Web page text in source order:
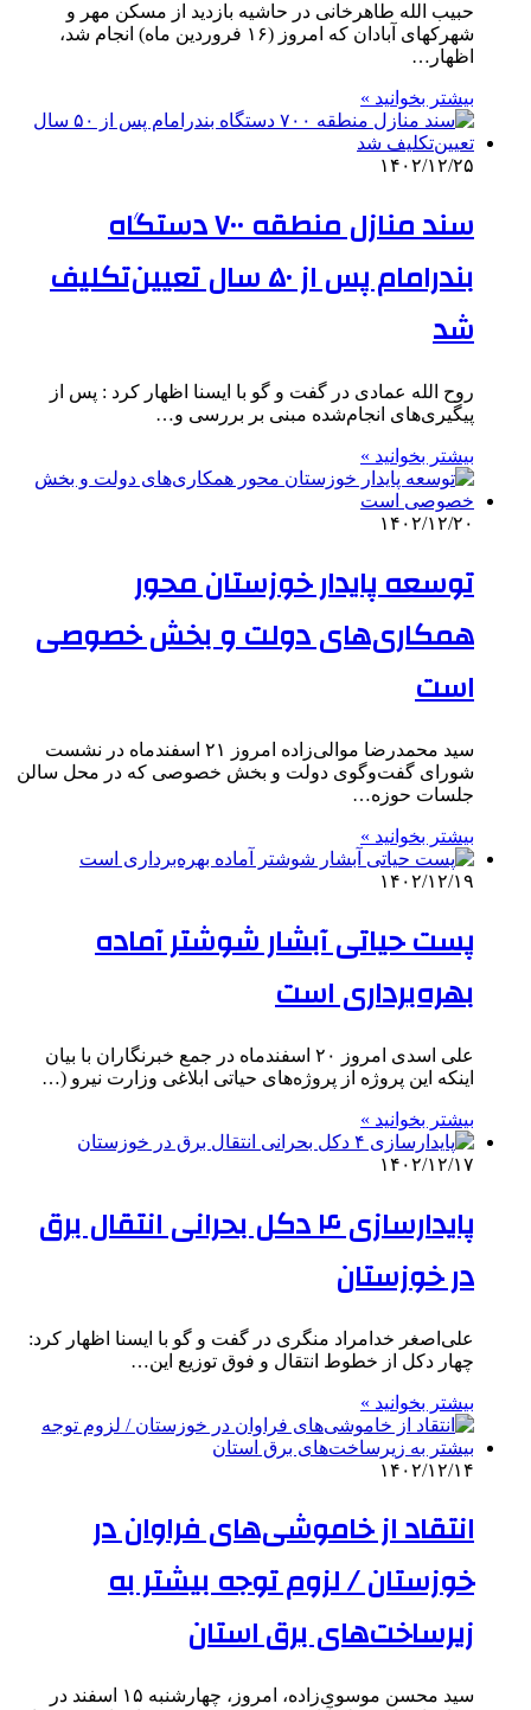
حبیب الله طاهرخانی در حاشیه بازدید از مسکن مهر و
شهرکهای آبادان که امروز (۱۶ فروردین ماه) انجام شد،
اظهار…
بیشتر بخوانید »
۱۴۰۲/۱۲/۲۵
سند منازل منطقه ۷۰۰ دستگاه
بندرامام پس از ۵۰ سال تعیین‌تکلیف
شد
روح الله عمادی در گفت و گو با ایسنا اظهار کرد : پس از
پیگیری‌های انجام‌شده مبنی بر بررسی و…
بیشتر بخوانید »
۱۴۰۲/۱۲/۲۰
توسعه پایدار خوزستان محور
همکاری‌های دولت و بخش خصوصی‌
است
سید محمدرضا موالی‌زاده امروز ۲۱ اسفندماه در نشست
شورای گفت‌وگوی دولت و بخش خصوصی که در محل سالن
جلسات حوزه…
بیشتر بخوانید »
۱۴۰۲/۱۲/۱۹
پست حیاتی آبشار شوشتر آماده
بهره‌برداری است
علی اسدی امروز ۲۰ اسفندماه در جمع خبرنگاران با بیان
اینکه این پروژه از پروژه‌های حیاتی ابلاغی وزارت نیرو (…
بیشتر بخوانید »
۱۴۰۲/۱۲/۱۷
پایدارسازی ۴ دکل‌ بحرانی انتقال برق
در خوزستان
علی‌اصغر خدامراد منگری در گفت و گو با ایسنا اظهار کرد:
چهار دکل از خطوط انتقال و فوق توزیع این…
بیشتر بخوانید »
۱۴۰۲/۱۲/۱۴
انتقاد از خاموشی‌های فراوان در
خوزستان / لزوم‌ توجه بیشتر به
زیرساخت‌های برق استان
سید محسن موسوی‌زاده، امروز، چهارشنبه ۱۵ اسفند در